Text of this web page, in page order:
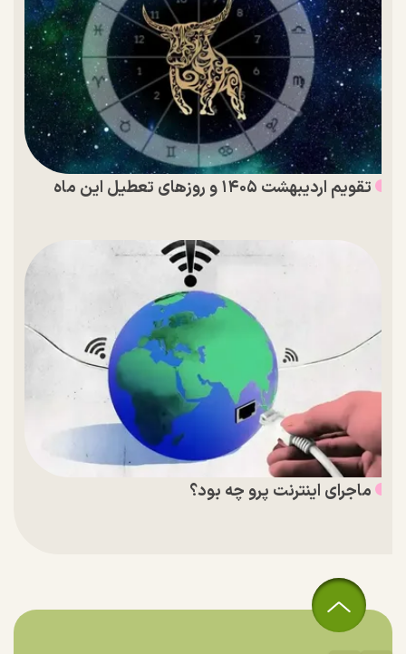
تقویم اردیبهشت ۱۴۰۵ و روز‌های تعطیل این ماه
ماجرای اینترنت پرو چه بود؟